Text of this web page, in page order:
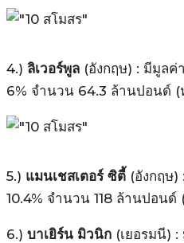
4.) ลิเวอร์พูล (อังกฤษ) : มีมูล
6% จำนวน 64.3 ล้านปอนด์
5.) แมนเชสเตอร์ ซิตี้ (อังกฤษ
10.4% จำนวน 118 ล้านปอน
6.) บาเยิร์น มิวนิก (เยอรมนี)